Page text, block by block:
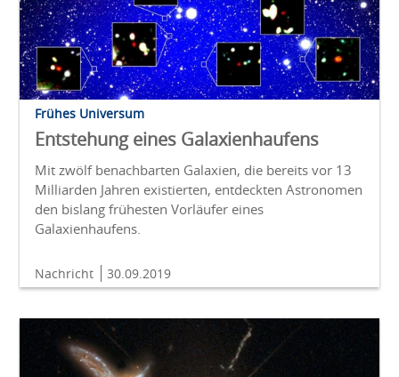
Frühes Universum
Entstehung eines Galaxienhaufens
Mit zwölf benachbarten Galaxien, die bereits vor 13
Milliarden Jahren existierten, entdeckten Astronomen
den bislang frühesten Vorläufer eines
Galaxienhaufens.
Nachricht 30.09.2019